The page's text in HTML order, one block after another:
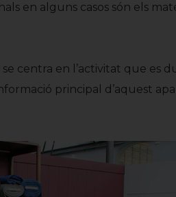
en alguns casos són els
se centra en l’activitat que es
principal d’aquest
EL